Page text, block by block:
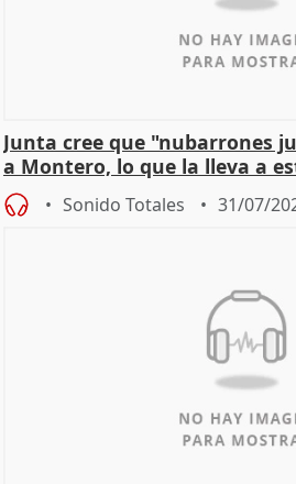
Junta cree que "nubarrones
a Montero, lo que la lleva a
Sonido Totales 31/07/